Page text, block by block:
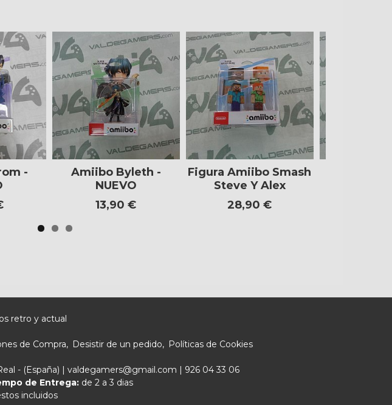
-
Amiibo Byleth -
NUEVO
13,90 €
Figura Amiibo Smash
Steve Y Alex
28,90 €
retro y actual
de Compra Desistir de un pedido Políticas de Cookies
- (España) | valdegamers@gmail.com | 926 04 33 06
de Entrega: de 2 a 3 dias
incluidos